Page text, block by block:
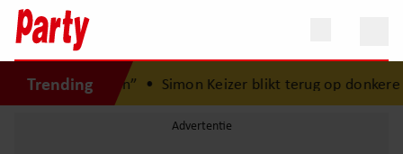
Trending
is Lola geboren”•Simon Keizer blikt terug op donkere